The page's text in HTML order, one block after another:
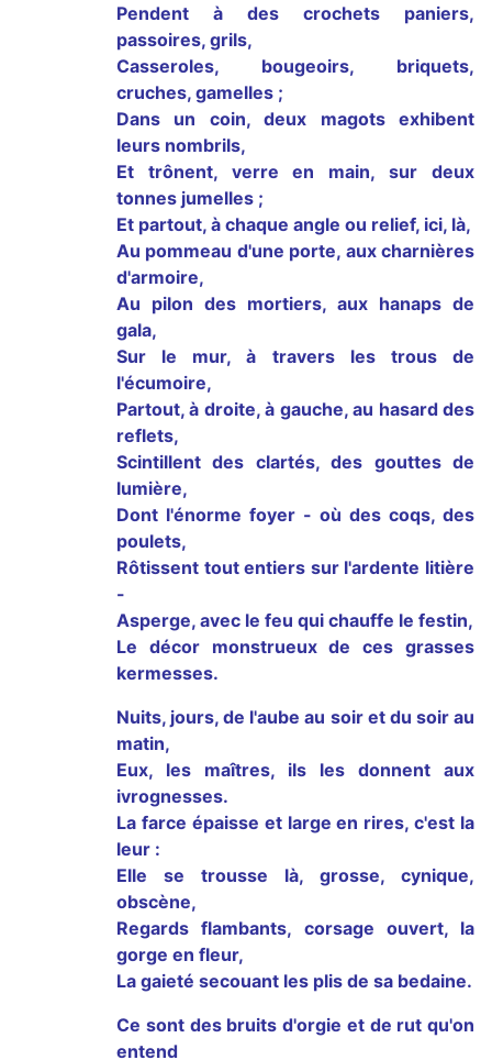
Pendent à des crochets paniers,
passoires, grils,
Casseroles, bougeoirs, briquets,
cruches, gamelles ;
Dans un coin, deux magots exhibent
leurs nombrils,
Et trônent, verre en main, sur deux
tonnes jumelles ;
Et partout, à chaque angle ou relief, ici, là,
Au pommeau d'une porte, aux charnières
d'armoire,
Au pilon des mortiers, aux hanaps de
gala,
Sur le mur, à travers les trous de
l'écumoire,
Partout, à droite, à gauche, au hasard des
reflets,
Scintillent des clartés, des gouttes de
lumière,
Dont l'énorme foyer - où des coqs, des
poulets,
Rôtissent tout entiers sur l'ardente litière
-
Asperge, avec le feu qui chauffe le festin,
Le décor monstrueux de ces grasses
kermesses.
Nuits, jours, de l'aube au soir et du soir au
matin,
Eux, les maîtres, ils les donnent aux
ivrognesses.
La farce épaisse et large en rires, c'est la
leur :
Elle se trousse là, grosse, cynique,
obscène,
Regards flambants, corsage ouvert, la
gorge en fleur,
La gaieté secouant les plis de sa bedaine.
Ce sont des bruits d'orgie et de rut qu'on
entend